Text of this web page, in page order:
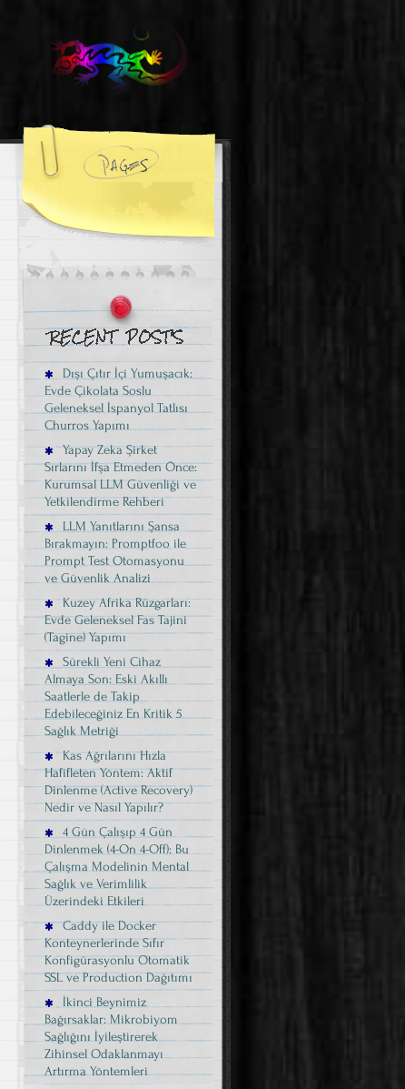
Dışı Çıtır İçi Yumuşacık:
Evde Çikolata Soslu
Geleneksel İspanyol Tatlısı
Churros Yapımı
Yapay Zeka Şirket
Sırlarını İfşa Etmeden Önce:
Kurumsal LLM Güvenliği ve
Yetkilendirme Rehberi
LLM Yanıtlarını Şansa
Bırakmayın: Promptfoo ile
Prompt Test Otomasyonu
ve Güvenlik Analizi
Kuzey Afrika Rüzgarları:
Evde Geleneksel Fas Tajini
(Tagine) Yapımı
Sürekli Yeni Cihaz
Almaya Son: Eski Akıllı
Saatlerle de Takip
Edebileceğiniz En Kritik 5
Sağlık Metriği
Kas Ağrılarını Hızla
Hafifleten Yöntem: Aktif
Dinlenme (Active Recovery)
Nedir ve Nasıl Yapılır?
4 Gün Çalışıp 4 Gün
Dinlenmek (4-On 4-Off): Bu
Çalışma Modelinin Mental
Sağlık ve Verimlilik
Üzerindeki Etkileri
Caddy ile Docker
Konteynerlerinde Sıfır
Konfigürasyonlu Otomatik
SSL ve Production Dağıtımı
İkinci Beynimiz
Bağırsaklar: Mikrobiyom
Sağlığını İyileştirerek
Zihinsel Odaklanmayı
Artırma Yöntemleri